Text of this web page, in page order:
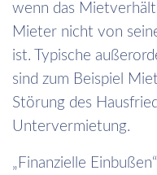
wenn das
Mieter nicht von
ist. Typische
sind zum Beispiel
Störung des
Untervermietung.
„Finanzielle